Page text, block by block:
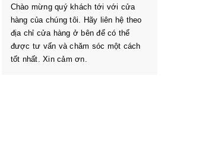
Chào mừng quý khách tới với cửa
hàng của chúng tôi. Hãy liên hệ theo
địa chỉ cửa hàng ở bên để có thể
được tư vấn và chăm sóc một cách
tốt nhất. Xin cảm ơn.